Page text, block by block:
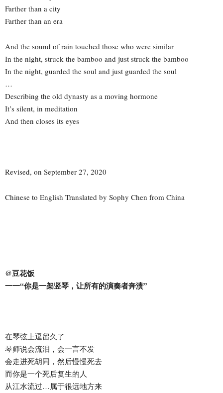
Farther than a city
Farther than an era
And the sound of rain touched those who were similar
In the night, struck the bamboo and just struck the bamboo
In the night, guarded the soul and just guarded the soul
…
Describing the old dynasty as a moving hormone
It’s silent, in meditation
And then closes its eyes
Revised, on September 27, 2020
Chinese to English Translated by Sophy Chen from China
@豆花饭
一一“你是一架竖琴，让所有的演奏者奔溃”
在琴弦上逗留久了
琴师说会流泪，会一言不发
会走进死胡同，然后慢慢死去
而你是一个死后复生的人
从江水流过…属于很远地方来